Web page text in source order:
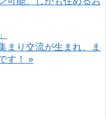
まり交流が生まれ、ま
す！ »